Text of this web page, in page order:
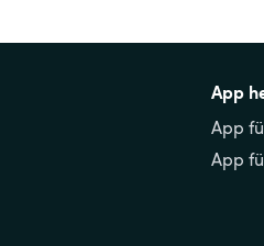
App
App
App